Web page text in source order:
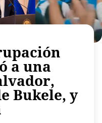
a una
Bukele, y